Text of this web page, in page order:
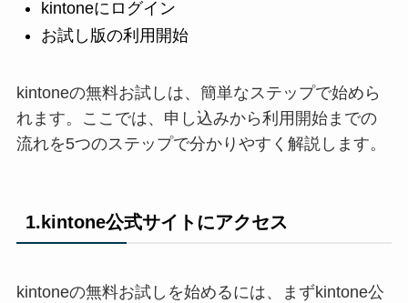
kintoneにログイン
お試し版の利用開始
kintoneの無料お試しは、簡単なステップで始めら
れます。ここでは、申し込みから利用開始までの
流れを5つのステップで分かりやすく解説します。
1.kintone公式サイトにアクセス
kintoneの無料お試しを始めるには、まずkintone公